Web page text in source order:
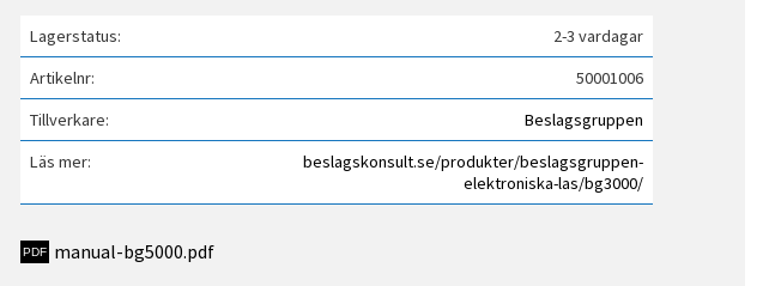
Lagerstatus
2-3 vardagar
Artikelnr
50001006
Tillverkare
Beslagsgruppen
Läs mer
beslagskonsult.se/produkter/beslagsgruppen-
elektroniska-las/bg3000/
manual-bg5000.pdf